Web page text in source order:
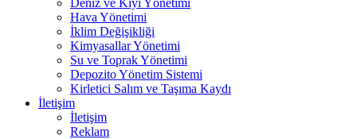
Hava Yönetimi
İklim Değişikliği
Kimyasallar Yönetimi
Su ve Toprak Yönetimi
Depozito Yönetim Sistemi
Kirletici Salım ve Taşıma Kaydı
İletişim
İletişim
Reklam